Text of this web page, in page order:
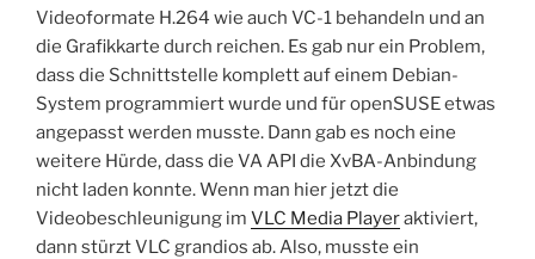
Videoformate H.264 wie auch VC-1 behandeln und an
die Grafikkarte durch reichen. Es gab nur ein Problem,
dass die Schnittstelle komplett auf einem Debian-
System programmiert wurde und für openSUSE etwas
angepasst werden musste. Dann gab es noch eine
weitere Hürde, dass die VA API die XvBA-Anbindung
nicht laden konnte. Wenn man hier jetzt die
Videobeschleunigung im VLC Media Playeraktiviert,
dann stürzt VLC grandios ab. Also, musste ein